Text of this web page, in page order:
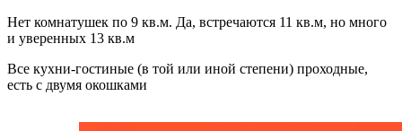
Нет комнатушек по 9 кв.м. Да, встречаются 11 кв.м, но много
и уверенных 13 кв.м
Все кухни-гостиные (в той или иной степени) проходные,
есть с двумя окошками